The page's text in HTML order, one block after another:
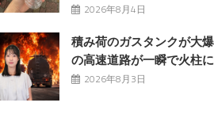
2026年8月4日
積み荷のガスタンクが大
の高速道路が一瞬で火柱に
2026年8月3日